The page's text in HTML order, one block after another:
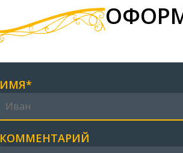
ИМЯ*
КОММЕНТАРИЙ